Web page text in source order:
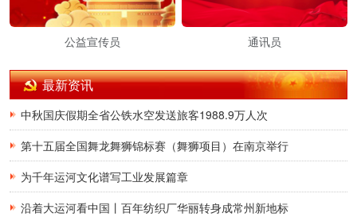
公益宣传员 通讯员
最新资讯
中秋国庆假期全省公铁水空发送旅客1988.9万人次
第十五届全国舞龙舞狮锦标赛（舞狮项目）在南京举行
为千年运河文化谱写工业发展篇章
沿着大运河看中国丨百年纺织厂华丽转身成常州新地标